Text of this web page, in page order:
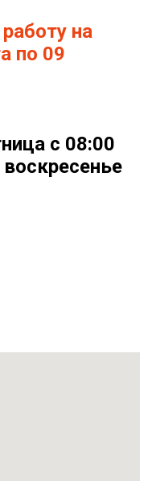
на
по 09
с 08:00